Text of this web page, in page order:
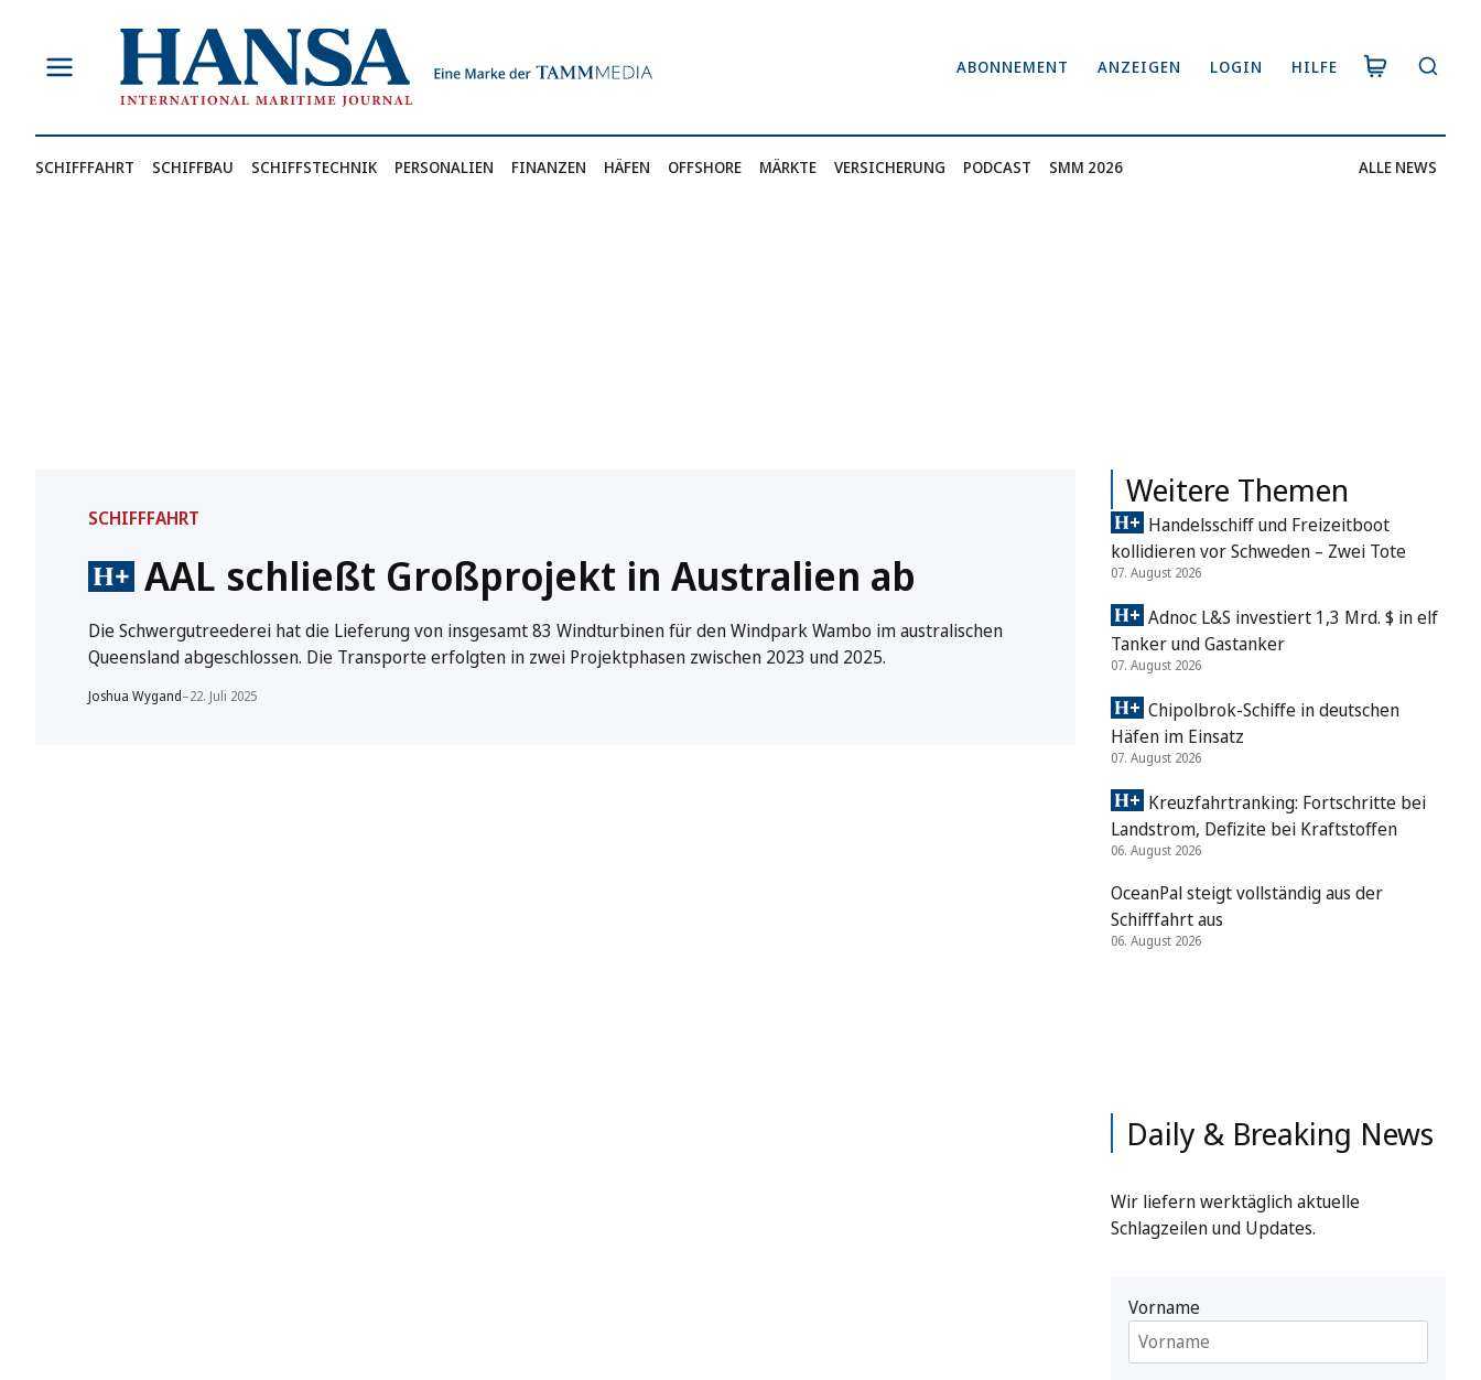
springen
ABONNEMENT ANZEIGEN LOGIN HILFE
SCHIFFFAHRT SCHIFFBAU SCHIFFSTECHNIK PERSONALIEN FINANZEN HÄFEN OFFSHORE MÄRKTE VERSICHERUNG PODCAST SMM 2026 ALLE NEWS
SCHIFFFAHRT
AAL schließt Großprojekt in Australien ab
Die Schwergutreederei hat die Lieferung von insgesamt 83 Windturbinen für den Windpark Wambo im australischen
Queensland abgeschlossen. Die Transporte erfolgten in zwei Projektphasen zwischen 2023 und 2025.
Joshua Wygand–22. Juli 2025
Weitere Themen
Handelsschiff und Freizeitboot
kollidieren vor Schweden – Zwei Tote
07. August 2026
Adnoc L&S investiert 1,3 Mrd. $ in elf
Tanker und Gastanker
07. August 2026
Chipolbrok-Schiffe in deutschen
Häfen im Einsatz
07. August 2026
Kreuzfahrtranking: Fortschritte bei
Landstrom, Defizite bei Kraftstoffen
06. August 2026
OceanPal steigt vollständig aus der
Schifffahrt aus
06. August 2026
Daily & Breaking News
Wir liefern werktäglich aktuelle
Schlagzeilen und Updates.
Vorname